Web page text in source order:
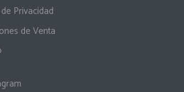
Privacidad
de Venta